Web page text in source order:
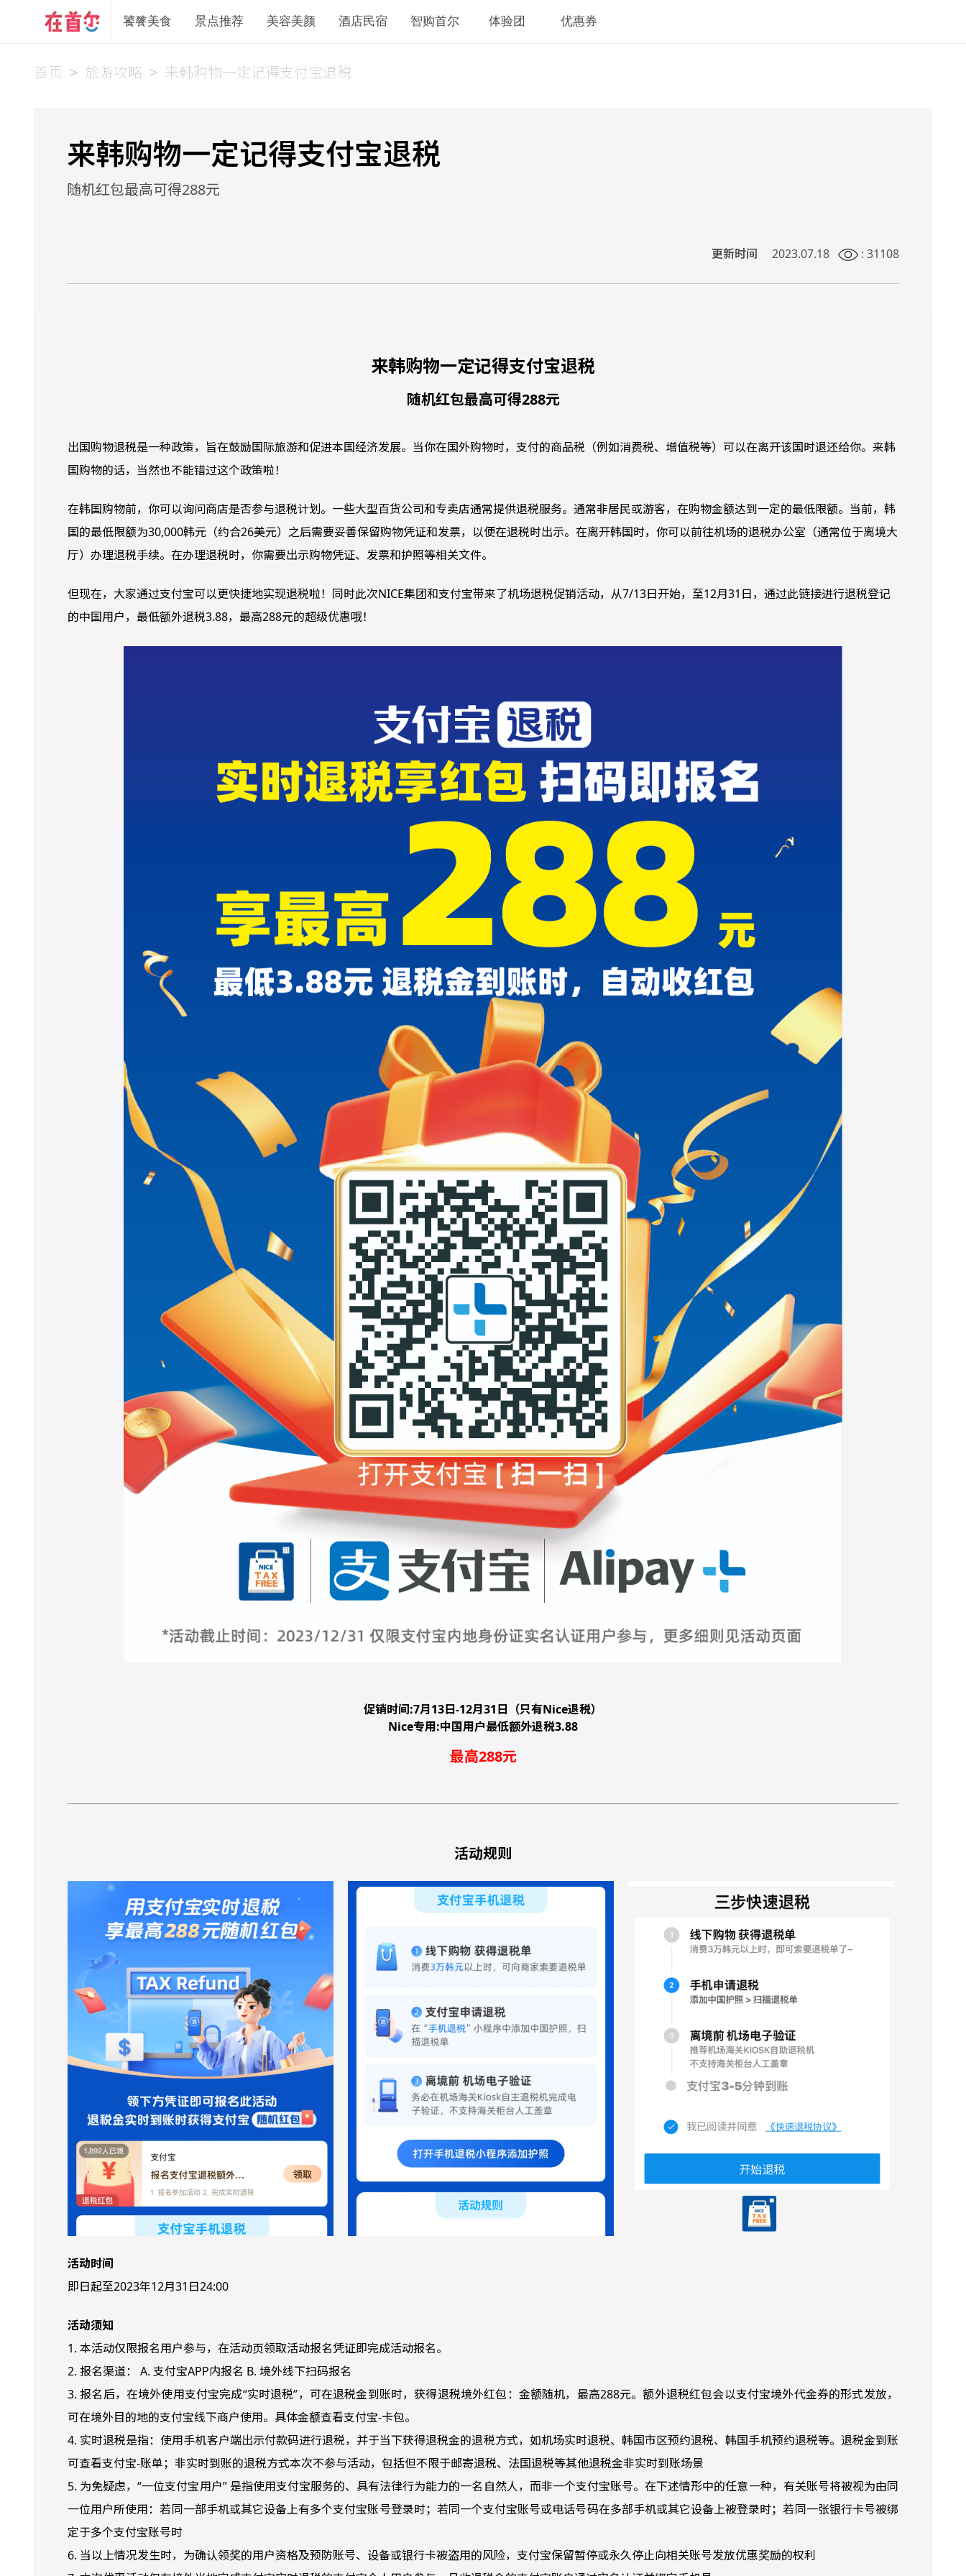
饕餮美食 景点推荐 美容美颜 酒店民宿 智购首尔 体验团 优惠券
首页 > 旅游攻略 > 来韩购物一定记得支付宝退税
来韩购物一定记得支付宝退税
随机红包最高可得288元
更新时间 2023.07.18 : 31108
来韩购物一定记得支付宝退税
随机红包最高可得288元
出国购物退税是一种政策，旨在鼓励国际旅游和促进本国经济发展。当你在国外购物时，支付的商品税（例如消费税、增值税等）可以在离开该国时退还给你。来韩
国购物的话，当然也不能错过这个政策啦！
在韩国购物前，你可以询问商店是否参与退税计划。一些大型百货公司和专卖店通常提供退税服务。通常非居民或游客，在购物金额达到一定的最低限额。当前，韩
国的最低限额为30,000韩元（约合26美元）之后需要妥善保留购物凭证和发票，以便在退税时出示。在离开韩国时，你可以前往机场的退税办公室（通常位于离境大
厅）办理退税手续。在办理退税时，你需要出示购物凭证、发票和护照等相关文件。
但现在，大家通过支付宝可以更快捷地实现退税啦！同时此次NICE集团和支付宝带来了机场退税促销活动，从7/13日开始，至12月31日，通过此链接进行退税登记
的中国用户，最低额外退税3.88，最高288元的超级优惠哦！
促销时间:7月13日-12月31日（只有Nice退税）
Nice专用:中国用户最低额外退税3.88
最高288元
活动规则
活动时间
即日起至2023年12月31日24:00
活动须知
1. 本活动仅限报名用户参与，在活动页领取活动报名凭证即完成活动报名。
2. 报名渠道： A. 支付宝APP内报名 B. 境外线下扫码报名
3. 报名后，在境外使用支付宝完成“实时退税”，可在退税金到账时，获得退税境外红包：金额随机，最高288元。额外退税红包会以支付宝境外代金券的形式发放，
可在境外目的地的支付宝线下商户使用。具体金额查看支付宝-卡包。
4. 实时退税是指：使用手机客户端出示付款码进行退税，并于当下获得退税金的退税方式，如机场实时退税、韩国市区预约退税、韩国手机预约退税等。退税金到账
可查看支付宝-账单；非实时到账的退税方式本次不参与活动，包括但不限于邮寄退税、法国退税等其他退税金非实时到账场景
5. 为免疑虑，“一位支付宝用户” 是指使用支付宝服务的、具有法律行为能力的一名自然人，而非一个支付宝账号。在下述情形中的任意一种，有关账号将被视为由同
一位用户所使用：若同一部手机或其它设备上有多个支付宝账号登录时；若同一个支付宝账号或电话号码在多部手机或其它设备上被登录时；若同一张银行卡号被绑
定于多个支付宝账号时
6. 当以上情况发生时，为确认领奖的用户资格及预防账号、设备或银行卡被盗用的风险，支付宝保留暂停或永久停止向相关账号发放优惠奖励的权利